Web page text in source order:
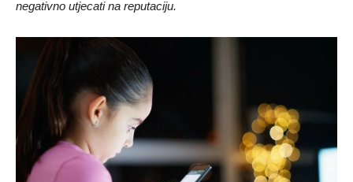
negativno utjecati na reputaciju.